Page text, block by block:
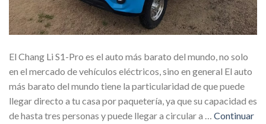
El Chang Li S1-Pro es el auto más barato del mundo, no solo
en el mercado de vehículos eléctricos, sino en general El auto
más barato del mundo tiene la particularidad de que puede
llegar directo a tu casa por paquetería, ya que su capacidad es
de hasta tres personas y puede llegar a circular a … Continuar